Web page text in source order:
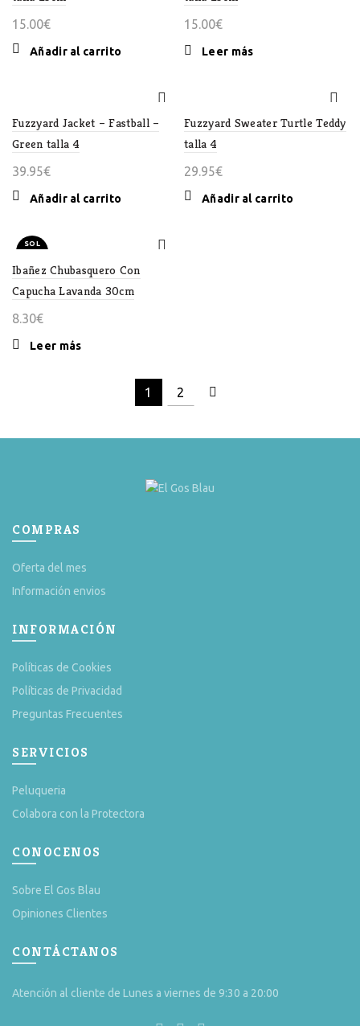
15.00€
Añadir al carrito
15.00€
Leer más
Fuzzyard Jacket – Fastball –
Green talla 4
39.95€
Añadir al carrito
Fuzzyard Sweater Turtle Teddy
talla 4
29.95€
Añadir al carrito
SOL
D OU
Ibañez Chubasquero Con
Capucha Lavanda 30cm
8.30€
Leer más
1 2
COMPRAS
Oferta del mes
Información envios
INFORMACIÓN
Políticas de Cookies
Políticas de Privacidad
Preguntas Frecuentes
SERVICIOS
Peluqueria
Colabora con la Protectora
CONOCENOS
Sobre El Gos Blau
Opiniones Clientes
CONTÁCTANOS
Atención al cliente de Lunes a viernes de 9:30 a 20:00